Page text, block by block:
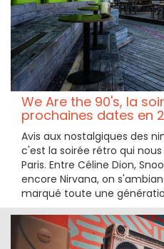
We Are the 90's, la
prochaines dates en
Avis aux nostalgiques des
c'est la soirée rétro qui
Paris. Entre Céline Dion,
encore Nirvana, on
marqué toute une